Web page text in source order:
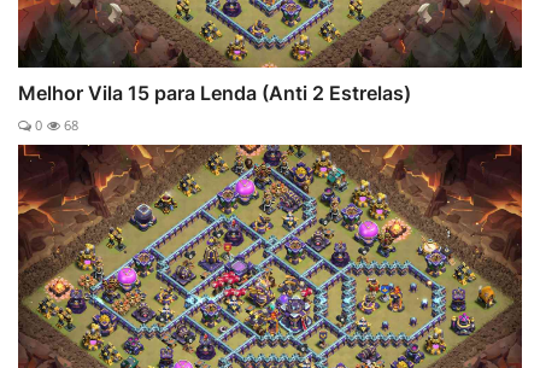
Melhor Vila 15 para Lenda (Anti 2 Estrelas)
0 68